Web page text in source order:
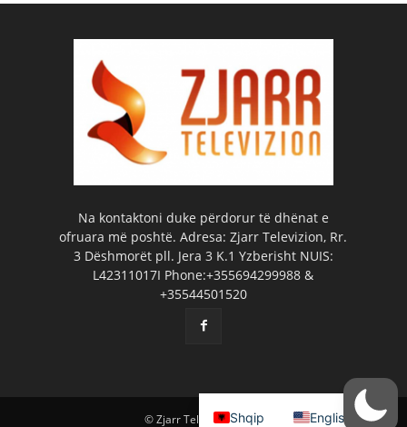
Na kontaktoni duke përdorur të dhënat e
ofruara më poshtë. Adresa: Zjarr Televizion, Rr.
3 Dëshmorët pll. Jera 3 K.1 Yzberisht NUIS:
L42311017I Phone:+355694299988 &
+35544501520
© Zjarr Televizion 2026
Shqip English